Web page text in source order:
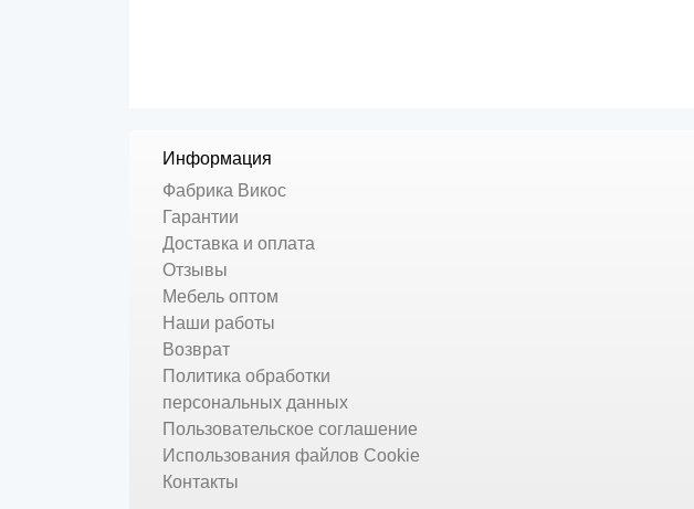
Информация
Фабрика Викос
Гарантии
Доставка и оплата
Отзывы
Мебель оптом
Наши работы
Возврат
Политика обработки
персональных данных
Пользовательское соглашение
Использования файлов Cookie
Контакты